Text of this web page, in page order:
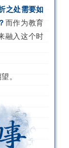
之处需要如
而作为教育
融入这个时
。